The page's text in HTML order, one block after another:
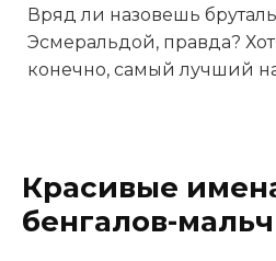
Вряд ли назовешь
Эсмеральдой, правда?
конечно, самый лучший
Красивые
бенгалов-